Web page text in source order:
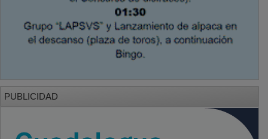
PUBLICIDAD